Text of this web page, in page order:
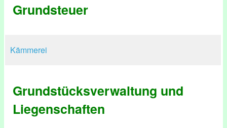
Grundsteuer
Kämmerei
Grundstücksverwaltung und
Liegenschaften